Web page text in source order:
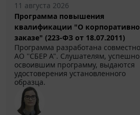
11 августа 2026
Программа повышения
квалификации "О
заказе" (223-ФЗ от 18.07.2011)
Программа разработана
АО ''СБЕР А". Слушателям, успешно
освоившим программу, выдаются
удостоверения установленного
образца.